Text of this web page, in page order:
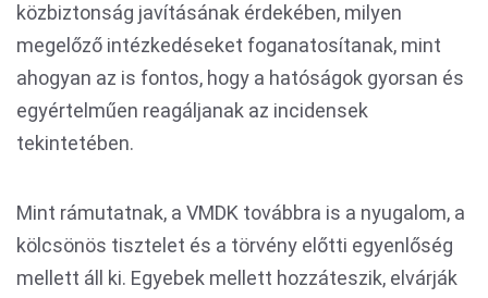
közbiztonság javításának érdekében, milyen
megelőző intézkedéseket foganatosítanak, mint
ahogyan az is fontos, hogy a hatóságok gyorsan és
egyértelműen reagáljanak az incidensek
tekintetében.
Mint rámutatnak, a VMDK továbbra is a nyugalom, a
kölcsönös tisztelet és a törvény előtti egyenlőség
mellett áll ki. Egyebek mellett hozzáteszik, elvárják